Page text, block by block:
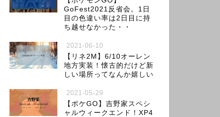
GoFest2021反省会。1日
目の色違い率は2日目に持
ち越せなかった・・
2021-06-10
【リネ2M】6/10オーレン
地方実装！懐古的だけど新
しい場所ってなんか嬉しい
2021-05-29
【ポケGO】吉野家スペシ
ャルウィークエンド！XP4